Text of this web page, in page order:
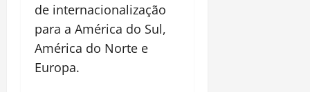
de internacionalização
para a América do Sul,
América do Norte e
Europa.